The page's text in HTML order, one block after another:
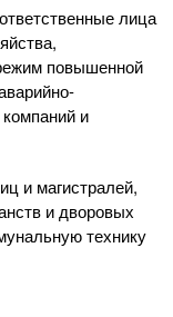
лица
повышенной
и
и магистралей,
и дворовых
технику